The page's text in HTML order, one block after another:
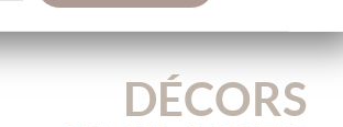
DÉCORS